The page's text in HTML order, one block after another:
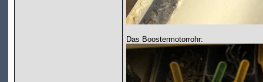
Das Boostermotorrohr: